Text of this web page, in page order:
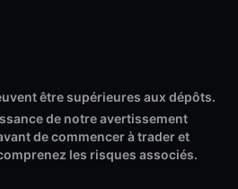
être supérieures aux dépôts.
de notre avertissement
de commencer à trader et
les risques associés.